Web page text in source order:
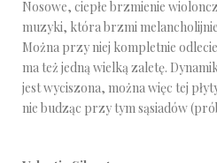
Nosowe, ciepłe brzmienie
muzyki, która brzmi
Można przy niej kompletnie
ma też jedną wielką zaletę.
jest wyciszona, można więc tej
nie budząc przy tym sąsiadów